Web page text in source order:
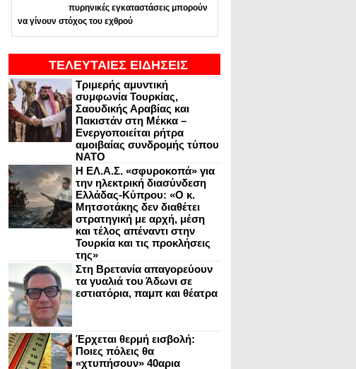
πυρηνικές εγκαταστάσεις μπορούν
να γίνουν στόχος του εχθρού
ΤΕΛΕΥΤΑΙΕΣ ΕΙΔΗΣΕΙΣ
Τριμερής αμυντική
συμφωνία Τουρκίας,
Σαουδικής Αραβίας και
Πακιστάν στη Μέκκα –
Ενεργοποιείται ρήτρα
αμοιβαίας συνδρομής τύπου
NATO
Η ΕΛ.Α.Σ. «σφυροκοπά» για
την ηλεκτρική διασύνδεση
Ελλάδας-Κύπρου: «Ο κ.
Μητσοτάκης δεν διαθέτει
στρατηγική με αρχή, μέση
και τέλος απέναντι στην
Τουρκία και τις προκλήσεις
της»
Στη Βρετανία απαγορεύουν
τα γυαλιά του Άδωνι σε
εστιατόρια, παμπ και θέατρα
Έρχεται θερμή εισβολή:
Ποιες πόλεις θα
«χτυπήσουν» 40αρια